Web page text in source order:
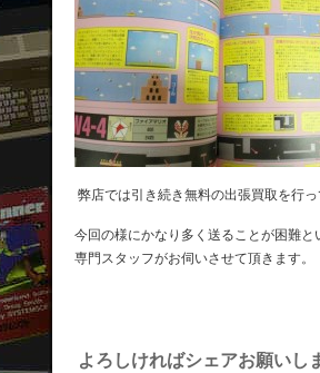
弊店では引き続き無料の出張買取を行っ
今回の様にかなり多く送ることが困難と
専門スタッフがお伺いさせて頂きます。
よろしければシェアお願いし